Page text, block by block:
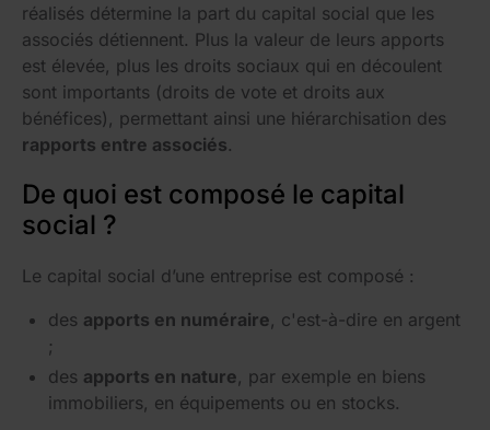
réalisés détermine la part du capital social que les
associés détiennent. Plus la valeur de leurs apports
est élevée, plus les droits sociaux qui en découlent
sont importants (droits de vote et droits aux
bénéfices), permettant ainsi une hiérarchisation des
rapports entre associés.
De quoi est composé le capital
social ?
Le capital social d’une entreprise est composé :
des apports en numéraire, c'est-à-dire en argent
;
des apports en nature, par exemple en biens
immobiliers, en équipements ou en stocks.